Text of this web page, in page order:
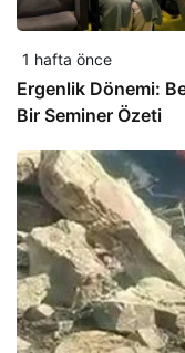
1 hafta önce
Ergenlik Dönemi:
Bir Seminer Özeti